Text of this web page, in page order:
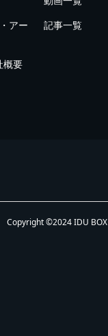
アー
記事一覧
概要
Copyright ©2024 IDU BOX